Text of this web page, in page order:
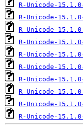
R-Unicode-
R-Unicode-
R-Unicode-
R-Unicode-
R-Unicode-
R-Unicode-
R-Unicode-
R-Unicode-
R-Unicode-
R-Unicode-